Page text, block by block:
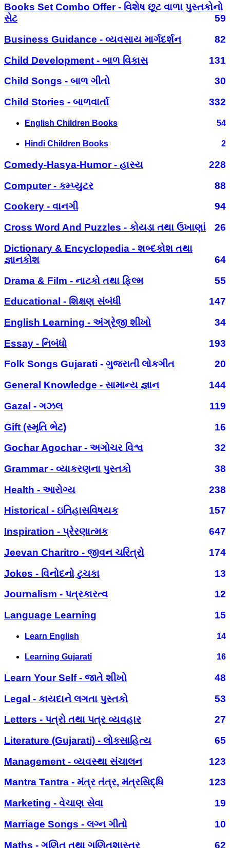
Books Set Combo Offer - વિશેષ છૂટ વાળા પુસ્તકોનો
સેટ
59
Business Guidance - વ્યવસાય માર્ગદર્શન
82
Child Development - બાળ વિકાસ
131
Child Songs - બાળ ગીતો
30
Child Stories - બાળવાર્તા
332
English Children Books 54
Hindi Children Books 2
Comedy-Hasya-Humor - હાસ્ય
228
Computer - કમ્પ્યુટર
88
Cookery - વાનગી
94
Cross Word And Puzzles - કોયડા તથા ઉખાણાં
26
Dictionary & Encyclopedia - શબ્દકોશ તથા
જ્ઞાનકોશ
64
Drama & Film - નાટકો તથા ફિલ્મ
55
Educational - શિક્ષણ સંબંધી
147
English Learning - અંગ્રેજી શીખો
34
Essay - નિબંધો
193
Folk Songs Gujarati - ગુજરાતી લોકગીત
20
General Knowledge - સામાન્ય જ્ઞાન
144
Gazal - ગઝલ
119
Gift (સ્મૃતિ ભેટ)
16
Gochar Agochar - અગોચર વિશ્વ
32
Grammar - વ્યાકરણના પુસ્તકો
38
Health - આરોગ્ય
238
Historical - ઇતિહાસવિષયક
157
Inspiration - પ્રેરણાત્મક
647
Jeevan Charitro - જીવન ચરિત્રો
174
Jokes - વિનોદનો ટુચકા
13
Journalism - પત્રકારત્વ
12
Language Learning
15
Learn English 14
Learning Gujarati 16
Learn Your Self - જાતે શીખો
48
Legal - કાયદાને લગતા પુસ્તકો
53
Letters - પત્રો તથા પત્ર વ્યવહાર
27
Literature (Gujarati) - લોકસાહિત્ય
65
Management - વ્યવસ્થા સંચાલન
123
Mantra Tantra - મંત્ર તંત્ર, મંત્રસિદ્ધિ
123
Marketing - વેચાણ સેવા
19
Marriage Songs - લગ્ન ગીતો
10
Maths - ગણિત તથા ગણિતશાસ્ત્ર
62